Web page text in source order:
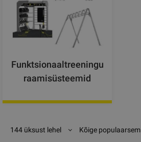
Funktsionaaltreeningu
raamisüsteemid
144 üksust lehel Kõige populaarsem